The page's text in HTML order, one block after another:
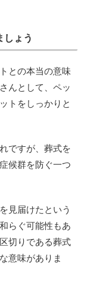
しょう
との本当の意味
んとして、ペッ
トをしっかりと
ですが、葬式を
候群を防ぐ一つ
見届けたという
らぐ可能性もあ
切りである葬式
意味がありま